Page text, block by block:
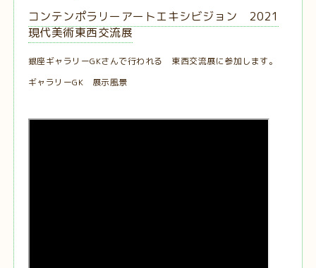
コンテンポラリーアートエキシビジョン 2021
現代美術東西交流展
銀座ギャラリーGKさんで行われる 東西交流展に参加します。
ギャラリーGK 展示風景